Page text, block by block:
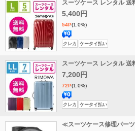
スーツケース レンタル
5,400円
54P(1.0%)
送
無
料
クレカ ケータイ払い
スーツケース レンタル
7,200円
72P(1.0%)
送
無
クレカ ケータイ払い
≪スーツケース修理パー